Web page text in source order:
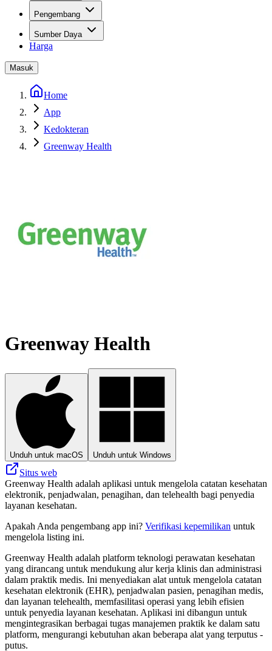
Pengembang
Sumber Daya
Harga
Masuk
Home
App
Kedokteran
Greenway Health
Greenway Health
Unduh untuk macOS Unduh untuk Windows
Situs web
Greenway Health adalah aplikasi untuk mengelola catatan kesehatan
elektronik, penjadwalan, penagihan, dan telehealth bagi penyedia
layanan kesehatan.
Apakah Anda pengembang app ini? Verifikasi kepemilikan untuk
mengelola listing ini.
Greenway Health adalah platform teknologi perawatan kesehatan
yang dirancang untuk mendukung alur kerja klinis dan administrasi
dalam praktik medis. Ini menyediakan alat untuk mengelola catatan
kesehatan elektronik (EHR), penjadwalan pasien, penagihan medis,
dan layanan telehealth, memfasilitasi operasi yang lebih efisien
untuk penyedia layanan kesehatan. Aplikasi ini dibangun untuk
mengintegrasikan berbagai tugas manajemen praktik ke dalam satu
platform, mengurangi kebutuhan akan beberapa alat yang terputus -
putus.